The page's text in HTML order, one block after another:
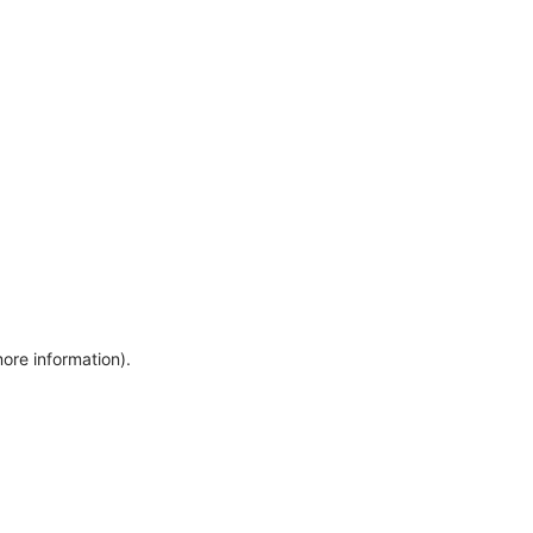
information).